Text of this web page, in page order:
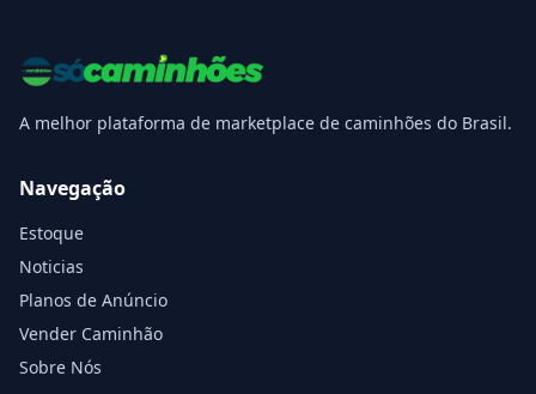
A melhor plataforma de marketplace de caminhões do Brasil.
Navegação
Estoque
Noticias
Planos de Anúncio
Vender Caminhão
Sobre Nós